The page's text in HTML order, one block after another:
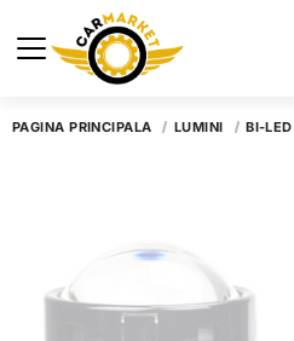
PAGINA PRINCIPALĂ LUMINI BI-